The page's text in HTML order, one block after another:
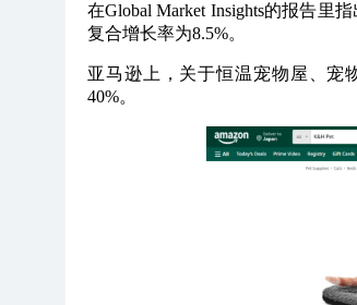
在Global Market Insights的报告里
复合增长率为8.5%。
亚马逊上，关于恒温宠物屋、宠
40%。